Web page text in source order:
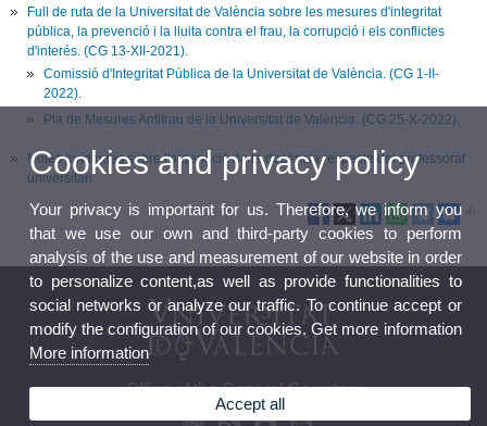
Full de ruta de la Universitat de València sobre les mesures d'integritat
pública, la prevenció i la lluita contra el frau, la corrupció i els conflictes
d'interés. (CG 13-XII-2021).
Comissió d'Integritat Pública de la Universitat de València. (CG 1-II-
2022).
Pla de Mesures Antifrau de la Universitat de València. (CG 25-X-2022).
Notes jurídiques sobre l'ordenació de la docència respecte del professorat
universitari
Office of the General Secretary
Cookies and privacy policy
Your privacy is important for us. Therefore, we inform you
that we use our own and third-party cookies to perform
analysis of the use and measurement of our website in order
to personalize content,as well as provide functionalities to
social networks or analyze our traffic. To continue accept or
modify the configuration of our cookies. Get more information
More information
Accept all